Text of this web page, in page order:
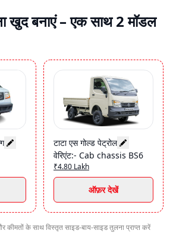
खुद बनाएं – एक साथ 2 मॉडल
टाटा एस गोल्ड पेट्रोल
वेरिएंट:- Cab chassis BS6
₹4.80 Lakh
ऑफ़र देखें
के साथ विस्तृत साइड-बाय-साइड तुलना प्राप्त करें